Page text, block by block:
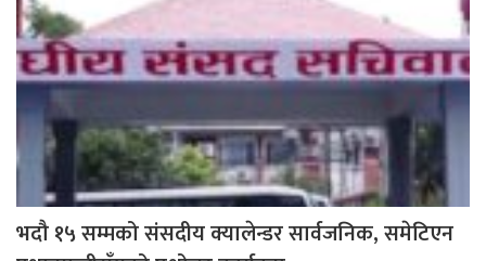
भदौ १५ सम्मको संसदीय क्यालेन्डर सार्वजनिक, समेटिएन